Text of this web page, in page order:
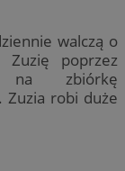
walczą o
poprzez
na zbiórkę
. Zuzia robi duże